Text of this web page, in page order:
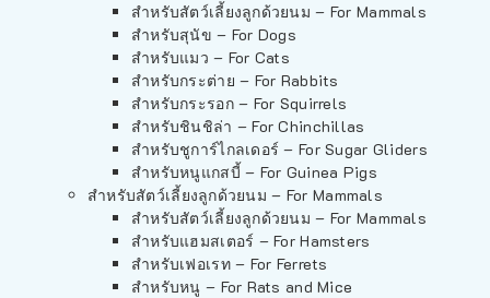
สำหรับสัตว์เลี้ยงลูกด้วยนม – For Mammals
สำหรับสุนัข – For Dogs
สำหรับแมว – For Cats
สำหรับกระต่าย – For Rabbits
สำหรับกระรอก – For Squirrels
สำหรับชินชิล่า – For Chinchillas
สำหรับชูการ์ไกลเดอร์ – For Sugar Gliders
สำหรับหนูแกสบี้ – For Guinea Pigs
สำหรับสัตว์เลี้ยงลูกด้วยนม – For Mammals
สำหรับสัตว์เลี้ยงลูกด้วยนม – For Mammals
สำหรับแฮมสเตอร์ – For Hamsters
สำหรับเฟอเรท – For Ferrets
สำหรับหนู – For Rats and Mice